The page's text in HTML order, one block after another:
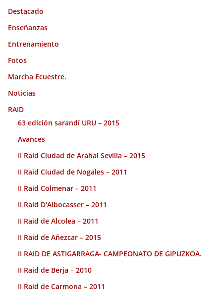
Destacado
Enseñanzas
Entrenamiento
Fotos
Marcha Ecuestre.
Noticias
RAID
63 edición sarandí URU – 2015
Avances
II Raid Ciudad de Arahal Sevilla – 2015
II Raid Ciudad de Nogales – 2011
II Raid Colmenar – 2011
II Raid D'Albocasser – 2011
II Raid de Alcolea – 2011
II Raid de Añezcar – 2015
II RAID DE ASTIGARRAGA- CAMPEONATO DE GIPUZKOA.
II Raid de Berja – 2010
II Raid de Carmona – 2011